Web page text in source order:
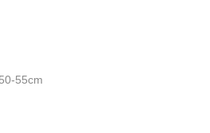
55cm